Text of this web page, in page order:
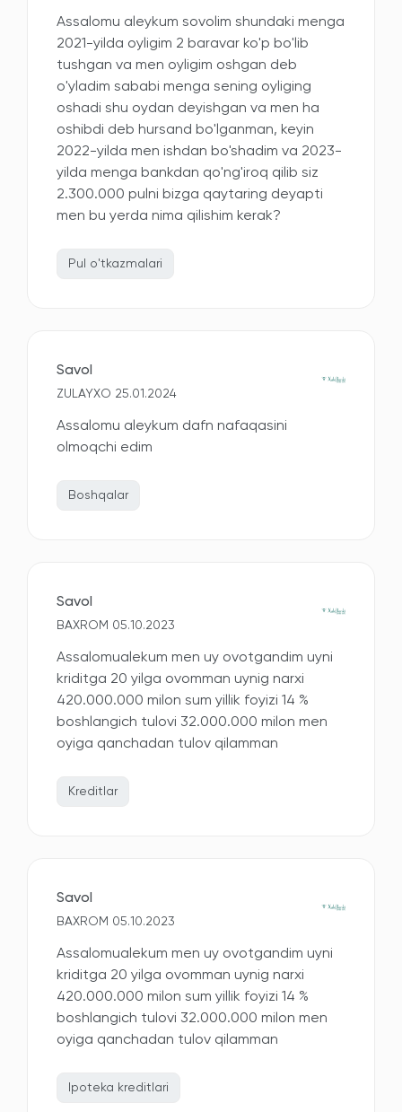
Assalomu aleykum sovolim shundaki menga
2021-yilda oyligim 2 baravar ko'p bo'lib
tushgan va men oyligim oshgan deb
o'yladim sababi menga sening oyliging
oshadi shu oydan deyishgan va men ha
oshibdi deb hursand bo'lganman, keyin
2022-yilda men ishdan bo'shadim va 2023-
yilda menga bankdan qo'ng'iroq qilib siz
2.300.000 pulni bizga qaytaring deyapti
men bu yerda nima qilishim kerak?
Pul o'tkazmalari
Savol
ZULAYXO 25.01.2024
Assalomu aleykum dafn nafaqasini
olmoqchi edim
Boshqalar
Savol
BAXROM 05.10.2023
Assalomualekum men uy ovotgandim uyni
kriditga 20 yilga ovomman uynig narxi
420.000.000 milon sum yillik foyizi 14 %
boshlangich tulovi 32.000.000 milon men
oyiga qanchadan tulov qilamman
Kreditlar
Savol
BAXROM 05.10.2023
Assalomualekum men uy ovotgandim uyni
kriditga 20 yilga ovomman uynig narxi
420.000.000 milon sum yillik foyizi 14 %
boshlangich tulovi 32.000.000 milon men
oyiga qanchadan tulov qilamman
Ipoteka kreditlari